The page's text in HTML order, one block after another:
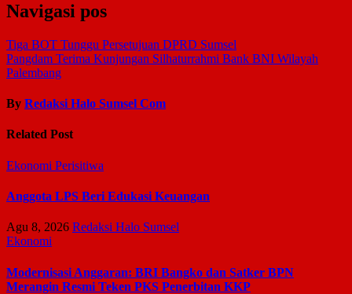
Navigasi pos
Tiga BOT Tunggu Persetujuan DPRD Sumsel
Pangdam Terima Kunjungan Silhaturrahmi Bank BNI Wilayah
Palembang
By Redaksi Halo Sumsel Com
Related Post
Ekonomi Perisitiwa
Anggota LPS Beri Edukasi Keuangan
Agu 8, 2026 Redaksi Halo Sumsel
Ekonomi
Modernisasi Anggaran: BRI Bangko dan Satker BPN
Merangin Resmi Teken PKS Penerbitan KKP